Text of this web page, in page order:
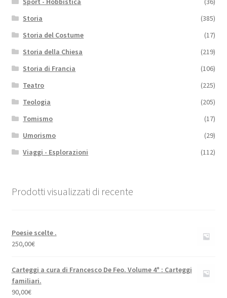
Storia
(385)
Storia del Costume
(17)
Storia della Chiesa
(219)
Storia di Francia
(106)
Teatro
(225)
Teologia
(205)
Tomismo
(17)
Umorismo
(29)
Viaggi - Esplorazioni
(112)
Prodotti visualizzati di recente
Poesie scelte .
250,00€
Carteggi a cura di Francesco De Feo. Volume 4° : Carteggi
familiari.
90,00€